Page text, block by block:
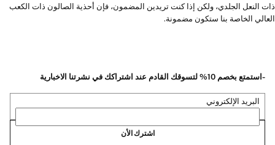
ذات النعل الجلدي، ولكن إذا كنت تريدين المضمون، فإن أحذية الصالون ذات الكعب
العالي الخاصة بنا ستكون مضمونة.
-استمتع بخصم 10% لتسوقك القادم عند اشتراكك في نشرتنا الاخبارية
البريد الإلكتروني
اشترك الأن